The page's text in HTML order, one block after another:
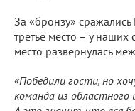
За «бронзу»
третье место – у наших
место развернулась
«Победили гости, но
команда из областного